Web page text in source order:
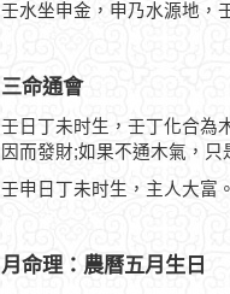
壬水坐申金，申乃水源地，
三命通會
壬日丁未时生，壬丁化合為
因而發財;如果不通木氣，
壬申日丁未时生，主人大富
月命理：農曆五月生日